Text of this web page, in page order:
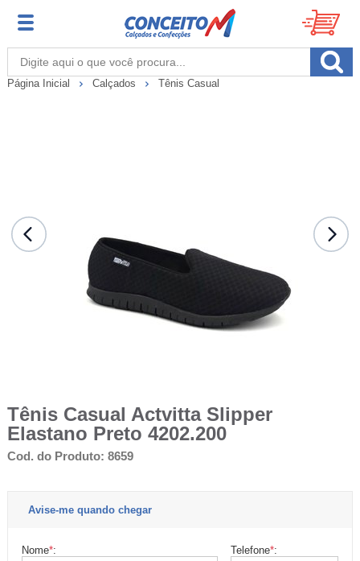
Página Inicial Calçados Tênis Casual
Tênis Casual Actvitta Slipper
Elastano Preto 4202.200
Cod. do Produto: 8659
Avise-me quando chegar
Nome*: Telefone*: